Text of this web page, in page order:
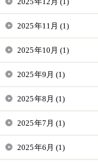
2025年11月 (1)
2025年10月 (1)
2025年9月 (1)
2025年8月 (1)
2025年7月 (1)
2025年6月 (1)